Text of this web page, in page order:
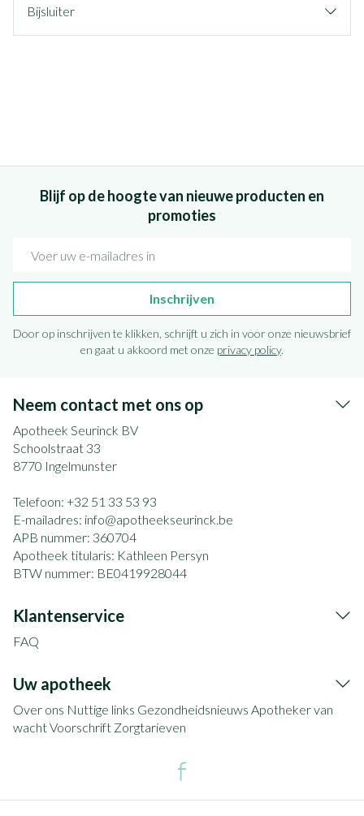
Bijsluiter
Blijf op de hoogte van nieuwe producten en
promoties
Inschrijven
Door op inschrijven te klikken, schrijft u zich in voor onze nieuwsbrief
en gaat u akkoord met onze privacy policy.
Neem contact met ons op
Apotheek Seurinck BV
Schoolstraat 33
8770 Ingelmunster
Telefoon: +32 51 33 53 93
E-mailadres: info@apotheekseurinck.be
APB nummer: 360704
Apotheek titularis: Kathleen Persyn
BTW nummer: BE0419928044
Klantenservice
FAQ
Uw apotheek
Over ons Nuttige links Gezondheidsnieuws Apotheker van
wachtVoorschrift Zorgtarieven